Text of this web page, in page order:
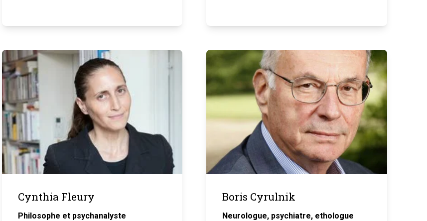
Cynthia Fleury
Philosophe et psychanalyste
Boris Cyrulnik
Neurologue, psychiatre, ethologue